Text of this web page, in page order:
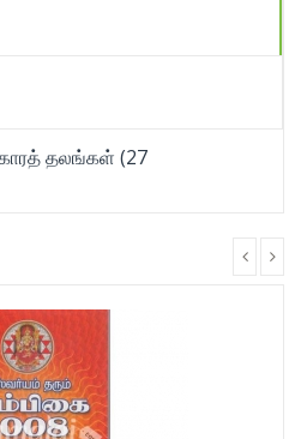
தலங்கள் (27